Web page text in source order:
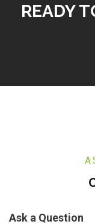
READY
Ask a Question